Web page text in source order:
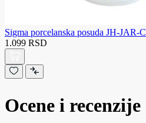
Sigma porcelanska posuda JH-JAR-C
1.099 RSD
Ocene i recenzije